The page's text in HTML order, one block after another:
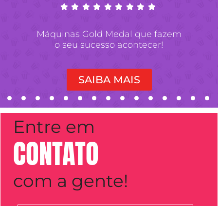
Máquinas Gold Medal que fazem
o seu sucesso acontecer!
SAIBA MAIS
Entre em
CONTATO
com a gente!